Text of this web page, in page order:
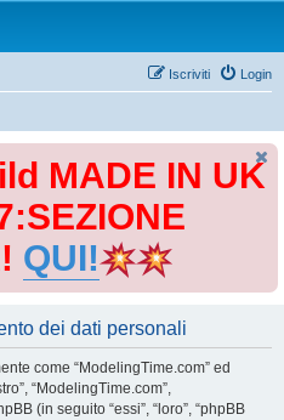
Login
Iscriviti
MADE IN UK
QUI!
dei dati personali
come “ModelingTime.com” ed
“ModelingTime.com”,
(in seguito “essi”, “loro”, “phpBB